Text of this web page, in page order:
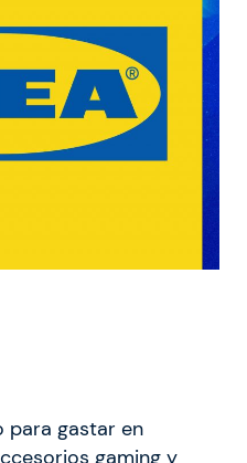
para gastar en
gaming y